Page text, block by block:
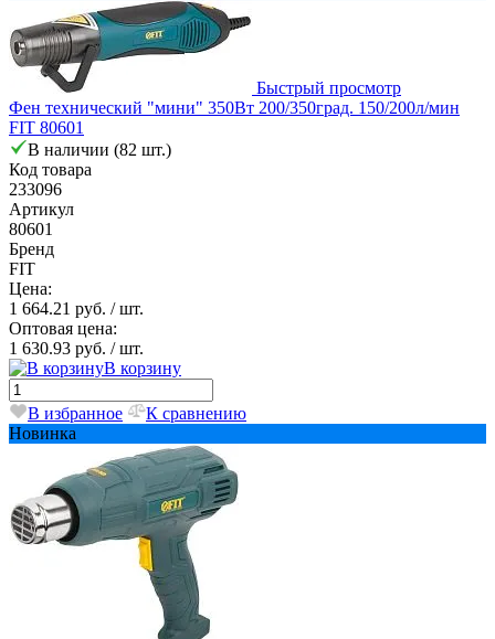
Быстрый просмотр
Фен технический "мини" 350Вт 200/350град. 150/200л/мин
FIT 80601
В наличии (82 шт.)
Код товара
233096
Артикул
80601
Бренд
FIT
Цена:
1 664.21 руб. / шт.
Оптовая цена:
1 630.93 руб. / шт.
В корзину
В избранное
К сравнению
Новинка